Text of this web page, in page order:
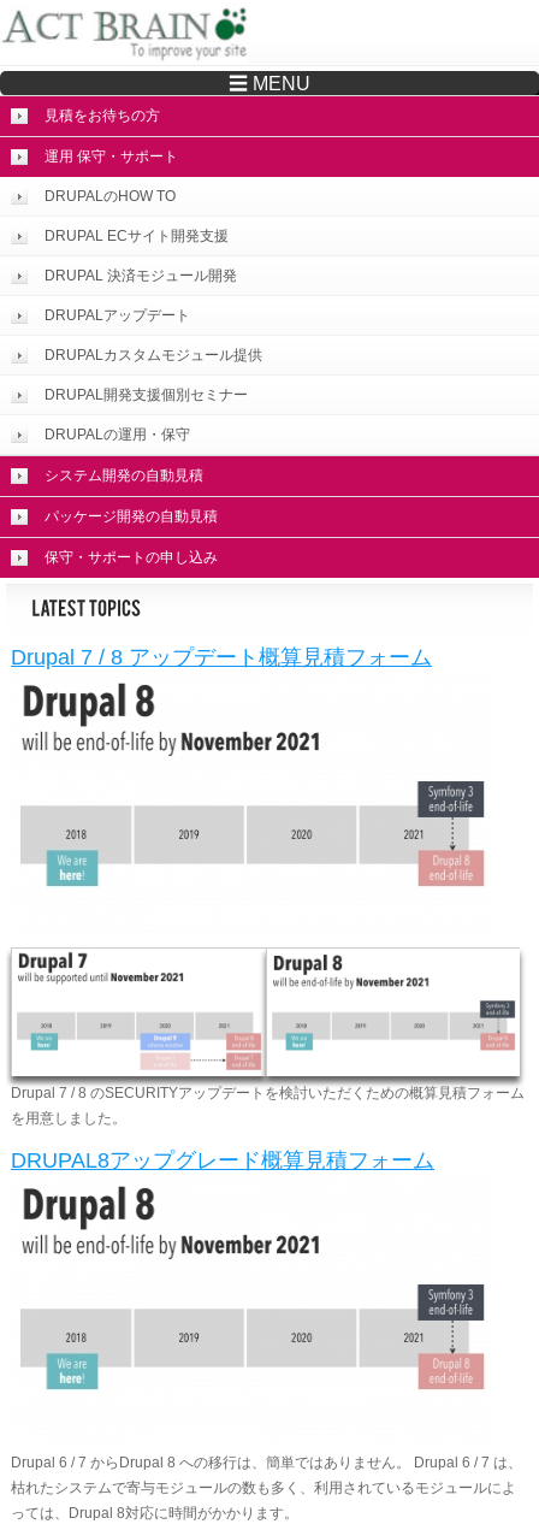
Drupalサイトの制作・保守をどこに頼んでいいか分からない方へ…まずはご相談く
ださい
☰ MENU
見積をお待ちの方
運用 保守・サポート
DRUPALのHOW TO
DRUPAL ECサイト開発支援
DRUPAL 決済モジュール開発
DRUPALアップデート
DRUPALカスタムモジュール提供
DRUPAL開発支援個別セミナー
DRUPALの運用・保守
システム開発の自動見積
パッケージ開発の自動見積
保守・サポートの申し込み
Drupal 7 / 8 アップデート概算見積フォーム
Drupal 7 / 8 のSECURITYアップデートを検討いただくための概算見積フォーム
を用意しました。
DRUPAL8アップグレード概算見積フォーム
Drupal 6 / 7 からDrupal 8 への移行は、簡単ではありません。 Drupal 6 / 7 は、
枯れたシステムで寄与モジュールの数も多く、利用されているモジュールによ
っては、Drupal 8対応に時間がかかります。